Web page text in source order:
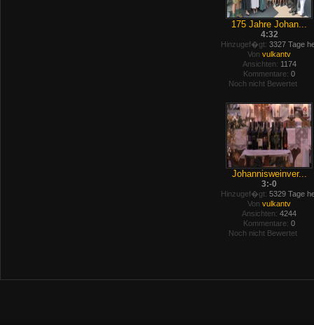
175 Jahre Johan...
4:32
Hinzugef�gt: 3327 Tage
Von vulkantv
Ansichten: 1174
Kommentare: 0
Noch nicht Bewertet
Johannisweinver...
3:-0
Hinzugef�gt: 5329 Tage
Von vulkantv
Ansichten: 4244
Kommentare: 0
Noch nicht Bewertet